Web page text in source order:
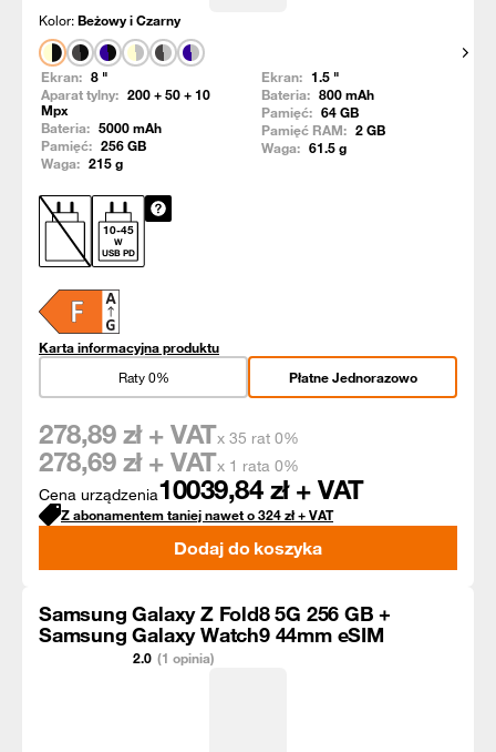
Kolor:Beżowy i Czarny
Ekran: 8 "
Aparat tylny: 200 + 50 + 10
Mpx
Bateria: 5000mAh
Pamięć: 256GB
Waga: 215g
10-45
W
USB PD
Karta informacyjna produktu
Ekran: 1.5 "
Bateria: 800mAh
Pamięć: 64GB
Pamięć RAM: 2GB
Waga: 61.5g
Płatne Jednorazowo
Raty 0%
Cena urządzenia10039,84 zł + VAT
278,89 zł + VATx 35 rat 0%
278,69 zł + VATx 1 rata 0%
Z abonamentem taniej nawet o324zł+ VAT
Dodaj do koszyka
Samsung Galaxy Z Fold8 5G 256 GB +
Samsung Galaxy Watch9 44mm eSIM
2.0 (1 opinia)